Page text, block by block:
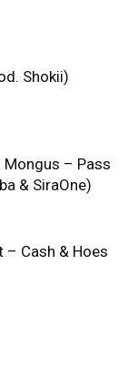
Shokii)
– Pass
& SiraOne)
– Cash & Hoes